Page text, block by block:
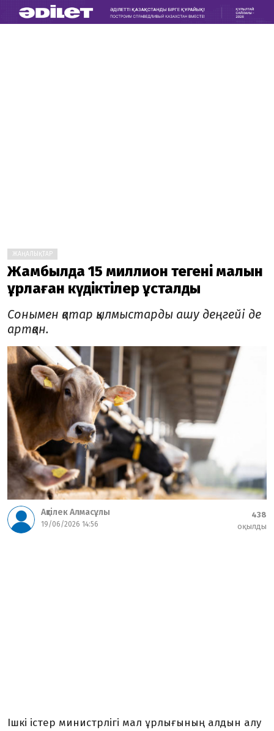
ЖАҢАЛЫҚТАР
Жамбылда 15 миллион теңгенің малын
ұрлаған күдіктілер ұсталды
Сонымен қатар қылмыстарды ашу деңгейі де
артқан.
Ақтілек Алмасұлы
19/06/2026 14:56
438
оқылды
Ішкі істер министрлігі мал ұрлығының алдын алу